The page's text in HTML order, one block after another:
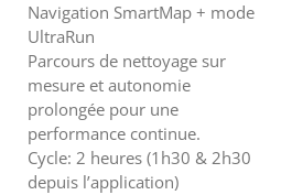
Navigation SmartMap + mode
UltraRun
Parcours de nettoyage sur
mesure et autonomie
prolongée pour une
performance continue.
Cycle: 2 heures (1h30 & 2h30
depuis l’application)